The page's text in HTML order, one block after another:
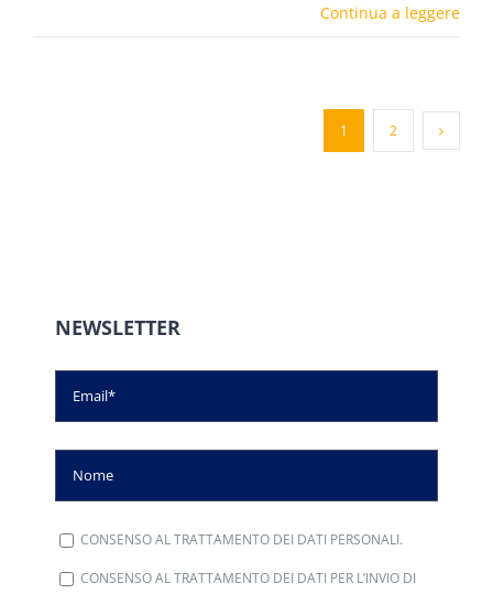
Continua a leggere
1 2
NEWSLETTER
CONSENSO AL TRATTAMENTO DEI DATI PERSONALI.
CONSENSO AL TRATTAMENTO DEI DATI PER L’INVIO DI